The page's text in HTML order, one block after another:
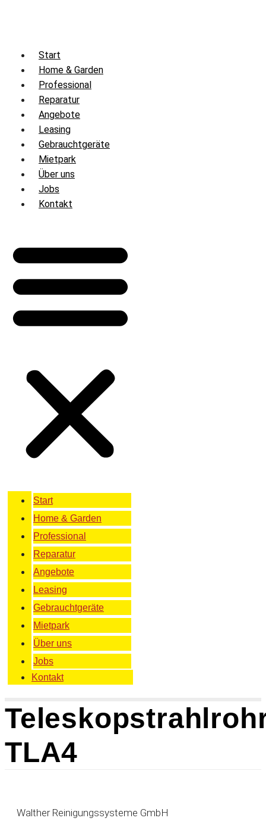
Start
Home & Garden
Professional
Reparatur
Angebote
Leasing
Gebrauchtgeräte
Mietpark
Über uns
Jobs
Kontakt
Start
Home & Garden
Professional
Reparatur
Angebote
Leasing
Gebrauchtgeräte
Mietpark
Über uns
Jobs
Kontakt
TLA4
Walther Reinigungssysteme GmbH